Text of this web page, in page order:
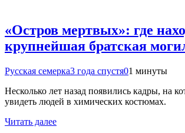
«Остров мертвых»: где
крупнейшая братская
Русская семерка3 года спустя01 минуты
Несколько лет назад появились кадры, на
увидеть людей в химических костюмах.
Читать далее